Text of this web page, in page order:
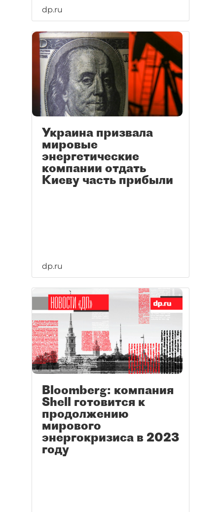
dp.ru
Украина призвала
мировые
энергетические
компании отдать
Киеву часть прибыли
dp.ru
Bloomberg: компания
Shell готовится к
продолжению
мирового
энергокризиса в 2023
году